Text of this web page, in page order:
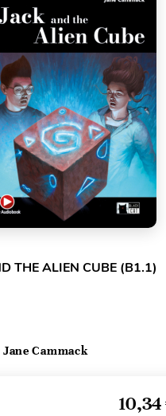
THE ALIEN CUBE (B1.1)
Jane Cammack
10,34